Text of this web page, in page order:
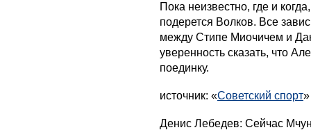
Пока неизвестно, где и
подерется Волков. Все
между Стипе Миочичем и
уверенность сказать, что
поединку.
источник: «Советский спорт»
Денис Лебедев: Сейчас